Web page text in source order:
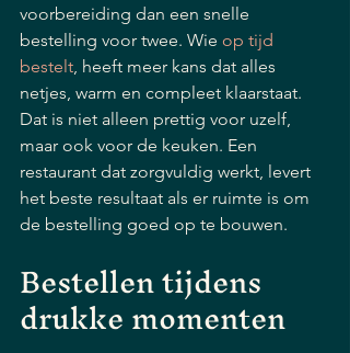
voorbereiding dan een snelle
bestelling voor twee. Wie op tijd
bestelt, heeft meer kans dat alles
netjes, warm en compleet klaarstaat.
Dat is niet alleen prettig voor uzelf,
maar ook voor de keuken. Een
restaurant dat zorgvuldig werkt, levert
het beste resultaat als er ruimte is om
de bestelling goed op te bouwen.
Bestellen tijdens
drukke momenten